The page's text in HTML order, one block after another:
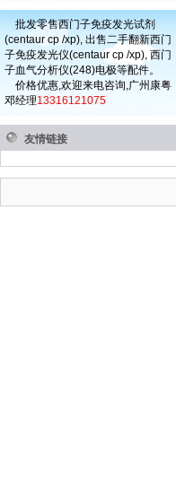
批发零售西门子免疫发光试剂
(centaur cp /xp), 出售二手翻新西门
子免疫发光仪(centaur cp /xp), 西门
子血气分析仪(248)电极等配件。
价格优惠,欢迎来电咨询,广州康粤
邓经理13316121075
友情链接